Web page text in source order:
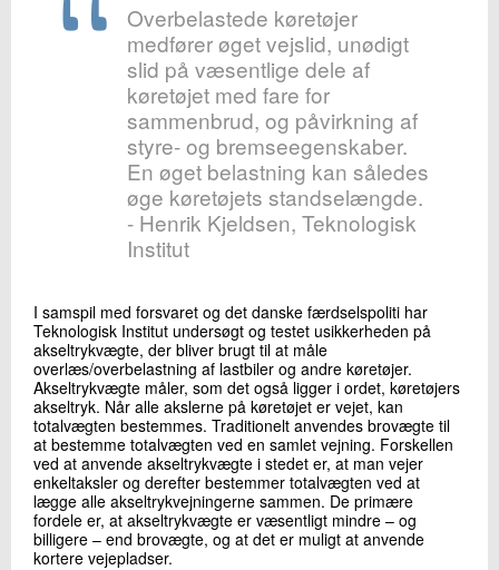
Overbelastede køretøjer
medfører øget vejslid, unødigt
slid på væsentlige dele af
køretøjet med fare for
sammenbrud, og påvirkning af
styre- og bremseegenskaber.
En øget belastning kan således
øge køretøjets standselængde.
- Henrik Kjeldsen, Teknologisk
Institut
I samspil med forsvaret og det danske færdselspoliti har
Teknologisk Institut undersøgt og testet usikkerheden på
akseltrykvægte, der bliver brugt til at måle
overlæs/overbelastning af lastbiler og andre køretøjer.
Akseltrykvægte måler, som det også ligger i ordet, køretøjers
akseltryk. Når alle akslerne på køretøjet er vejet, kan
totalvægten bestemmes. Traditionelt anvendes brovægte til
at bestemme totalvægten ved en samlet vejning. Forskellen
ved at anvende akseltrykvægte i stedet er, at man vejer
enkeltaksler og derefter bestemmer totalvægten ved at
lægge alle akseltrykvejningerne sammen. De primære
fordele er, at akseltrykvægte er væsentligt mindre – og
billigere – end brovægte, og at det er muligt at anvende
kortere vejepladser.